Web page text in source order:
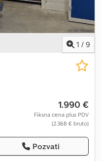
1 / 9
1.990 €
Fiksna cena plus PDV
(2.368 € bruto)
Pozvati